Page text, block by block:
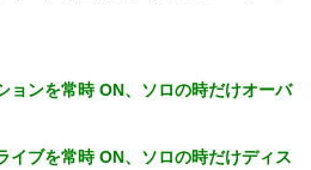
ョンを常時 ON、ソロの時だけオーバ
イブを常時 ON、ソロの時だけディス